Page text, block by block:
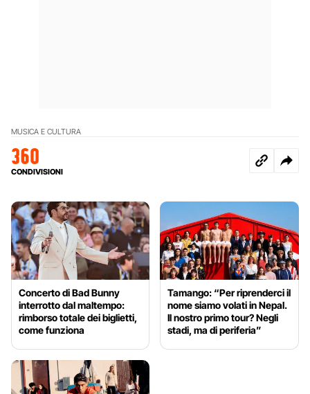
MUSICA E CULTURA
360
CONDIVISIONI
Concerto di Bad Bunny
interrotto dal maltempo:
rimborso totale dei biglietti,
come funziona
Tamango: “Per riprenderci il
nome siamo volati in Nepal.
Il nostro primo tour? Negli
stadi, ma di periferia”